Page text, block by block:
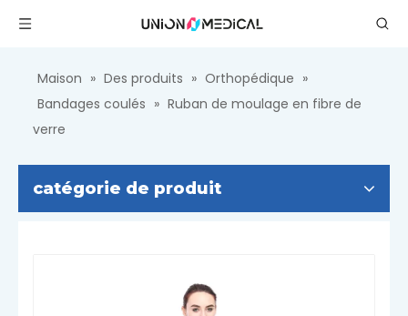
Maison » Des produits » Orthopédique »
Bandages coulés » Ruban de moulage en fibre de
verre
catégorie de produit